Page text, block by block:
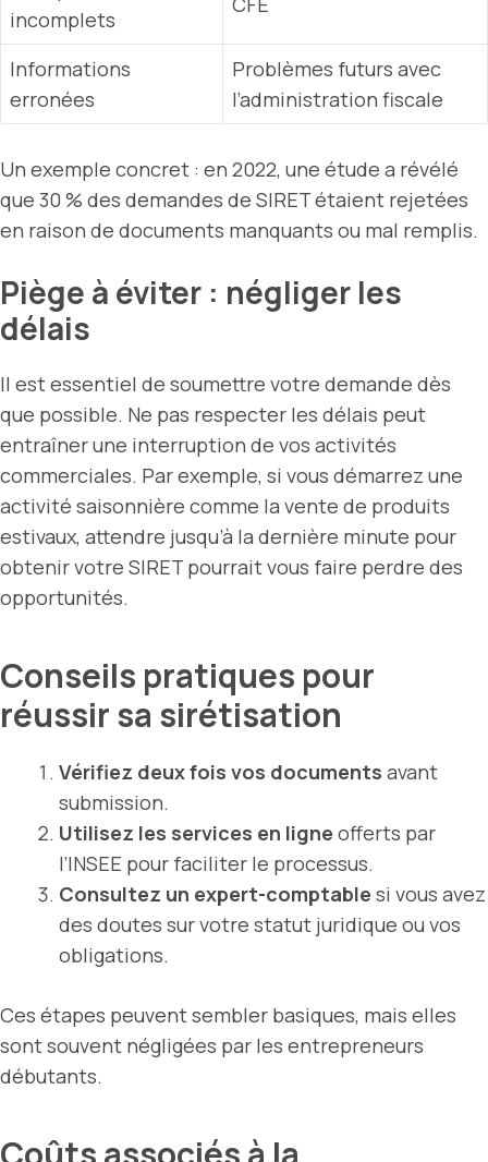
incomplets
Informations
erronées
Problèmes futurs avec
l’administration fiscale
Un exemple concret : en 2022, une étude a révélé
que 30 % des demandes de SIRET étaient rejetées
en raison de documents manquants ou mal remplis.
Piège à éviter : négliger les
délais
Il est essentiel de soumettre votre demande dès
que possible. Ne pas respecter les délais peut
entraîner une interruption de vos activités
commerciales. Par exemple, si vous démarrez une
activité saisonnière comme la vente de produits
estivaux, attendre jusqu’à la dernière minute pour
obtenir votre SIRET pourrait vous faire perdre des
opportunités.
Conseils pratiques pour
réussir sa sirétisation
Vérifiez deux fois vos documents avant
submission.
Utilisez les services en ligne offerts par
l’INSEE pour faciliter le processus.
Consultez un expert-comptable si vous avez
des doutes sur votre statut juridique ou vos
obligations.
Ces étapes peuvent sembler basiques, mais elles
sont souvent négligées par les entrepreneurs
débutants.